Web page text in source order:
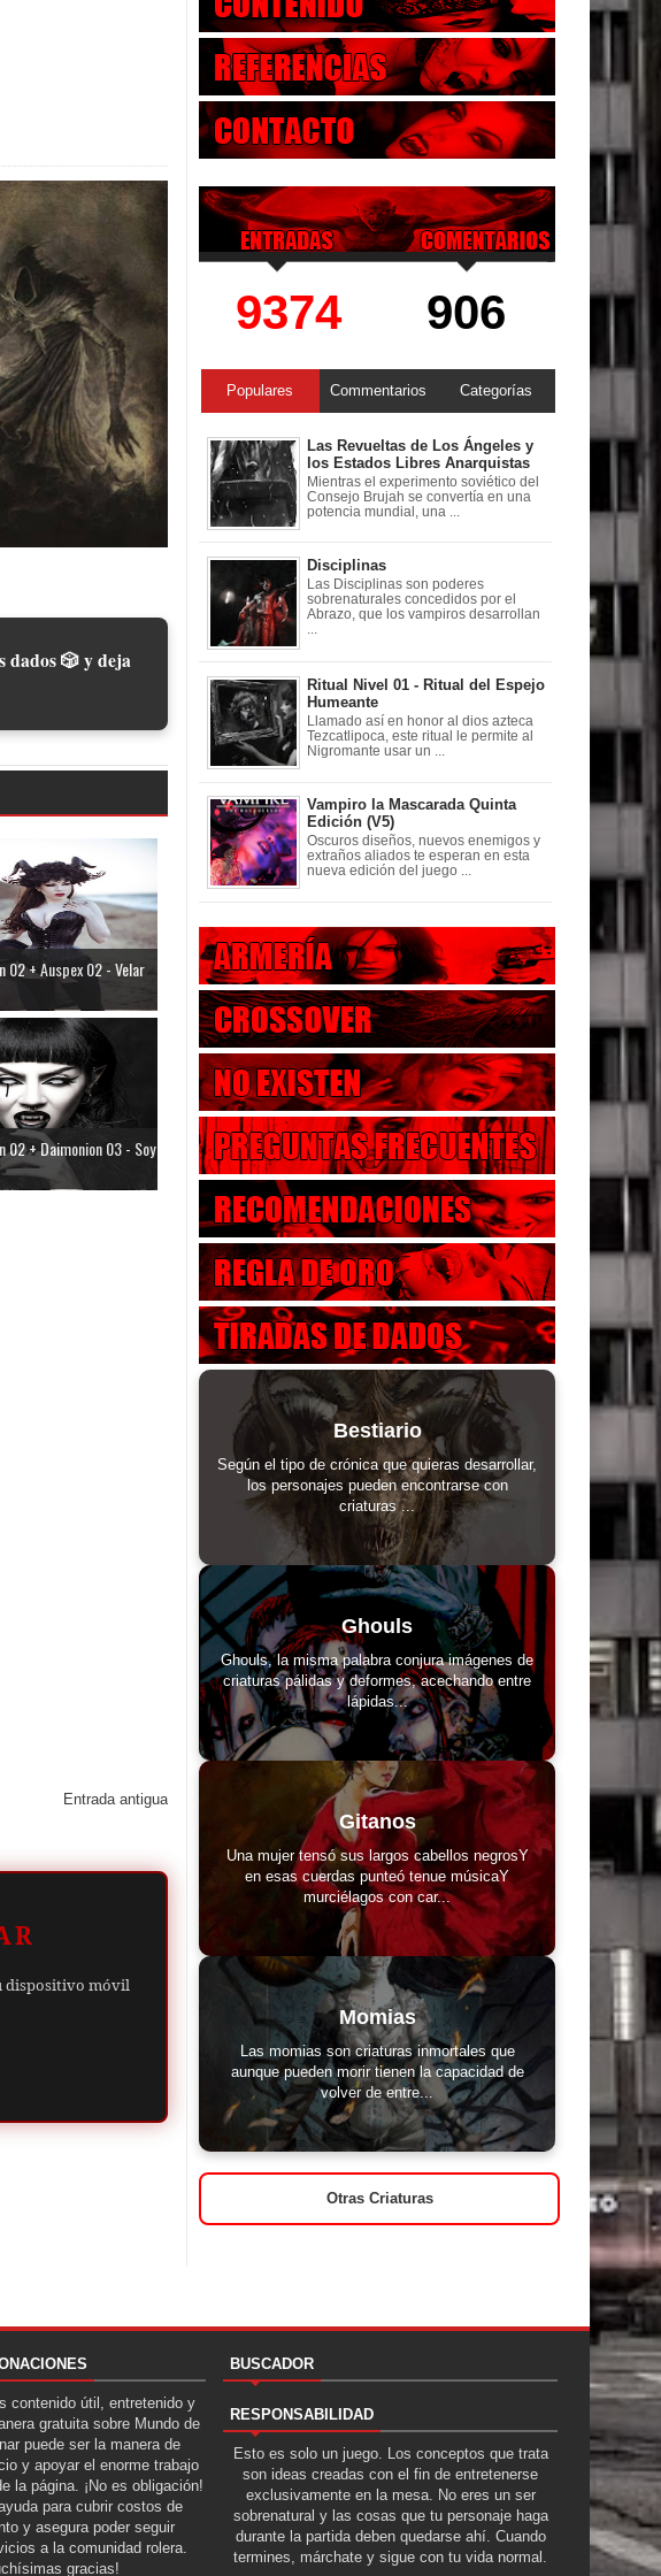
dados 🎲 y deja
02 + Auspex 02 - Velar
02 + Daimonion 03 - Soy
Entrada antigua
dispositivo móvil
9374 906
Populares Commentarios Categorías
Las Revueltas de Los Ángeles y
los Estados Libres Anarquistas
Mientras el experimento soviético del
Consejo Brujah se convertía en una
potencia mundial, una ...
Disciplinas
Las Disciplinas son poderes
sobrenaturales concedidos por el
Abrazo, que los vampiros desarrollan
Ritual Nivel 01 - Ritual del Espejo
Humeante
Llamado así en honor al dios azteca
Tezcatlipoca, este ritual le permite al
Nigromante usar un ...
Vampiro la Mascarada Quinta
Edición (V5)
Oscuros diseños, nuevos enemigos y
extraños aliados te esperan en esta
nueva edición del juego ...
Bestiario
Según el tipo de crónica que quieras desarrollar,
los personajes pueden encontrarse con
criaturas ...
Ghouls
Ghouls, la misma palabra conjura imágenes de
criaturas pálidas y deformes, acechando entre
lápidas...
Gitanos
Una mujer tensó sus largos cabellos negrosY
en esas cuerdas punteó tenue músicaY
murciélagos con car...
Momias
Las momias son criaturas inmortales que
aunque pueden morir tienen la capacidad de
volver de entre...
Otras Criaturas
contenido útil, entretenido y
gratuita sobre Mundo de
puede ser la manera de
y apoyar el enorme trabajo
la página. ¡No es obligación!
para cubrir costos de
y asegura poder seguir
a la comunidad rolera.
gracias!
BUSCADOR
RESPONSABILIDAD
Esto es solo un juego. Los conceptos que trata
son ideas creadas con el fin de entretenerse
exclusivamente en la mesa. No eres un ser
sobrenatural y las cosas que tu personaje haga
durante la partida deben quedarse ahí. Cuando
termines, márchate y sigue con tu vida normal.